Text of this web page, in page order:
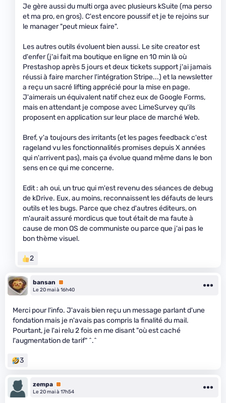
Je gère aussi du multi orga avec plusieurs kSuite (ma perso
et ma pro, en gros). C'est encore poussif et je te rejoins sur
le manager "peut mieux faire".
Les autres outils évoluent bien aussi. Le site creator est
d'enfer (j'ai fait ma boutique en ligne en 10 min là où
Prestashop après 5 jours et deux tickets support j'ai jamais
réussi à faire marcher l'intégration Stripe...) et la newsletter
a reçu un sacré lifting apprécié pour la mise en page.
J'aimerais un équivalent natif chez eux de Google Forms,
mais en attendant je compose avec LimeSurvey qu'ils
proposent en application sur leur place de marché Web.
Bref, y'a toujours des irritants (et les pages feedback c'est
rageland vu les fonctionnalités promises depuis X années
qui n'arrivent pas), mais ça évolue quand même dans le bon
sens en ce qui me concerne.
Edit : ah oui, un truc qui m'est revenu des séances de debug
de kDrive. Eux, au moins, reconnaissent les défauts de leurs
outils et les bugs. Parce que chez d'autres éditeurs, on
m'aurait assuré mordicus que tout était de ma faute à
cause de mon OS de communiste ou parce que j'ai pas le
bon thème visuel.
2
bansan
Premium
Le 20 mai à 16h40
Merci pour l'info. J'avais bien reçu un message parlant d'une
fondation mais je n'avais pas compris la finalité du mail.
Pourtant, je l'ai relu 2 fois en me disant "où est caché
l'augmentation de tarif" ^.^
3
zempa Premium
Le 20 mai à 17h54